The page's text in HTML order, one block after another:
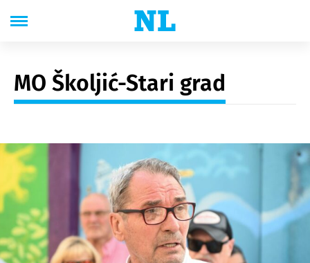
MO Školjić-Stari grad